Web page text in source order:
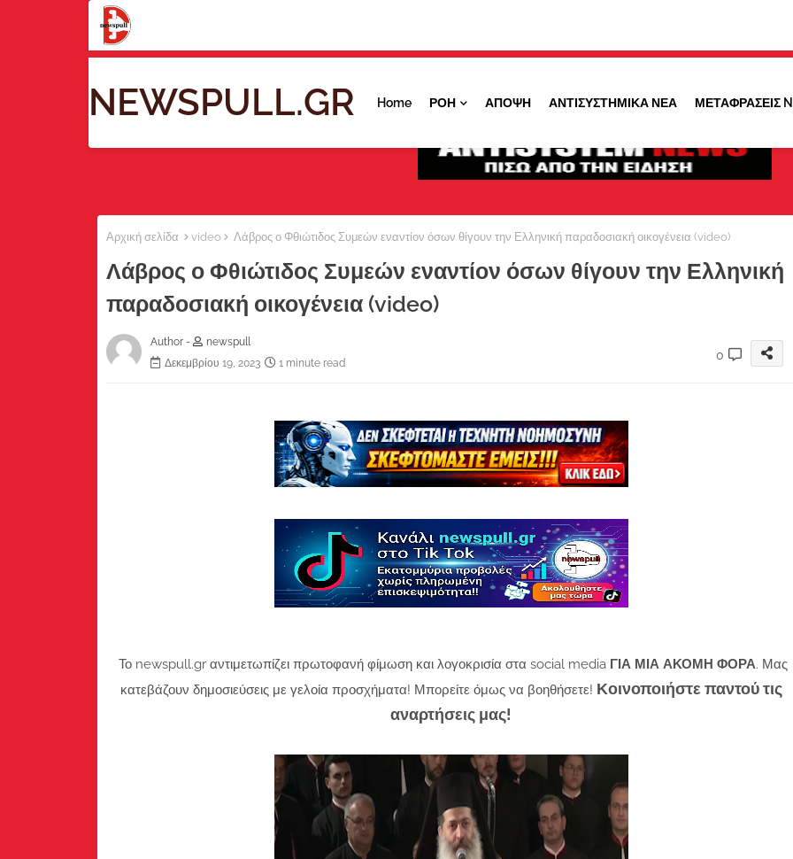
NEWSPULL.GR Home ΡΟΗ ΑΠΟΨΗ ΑΝΤΙΣΥΣΤΗΜΙΚΑ ΝΕΑ ΜΕΤΑΦΡΑΣΕΙΣ
Αρχική σελίδα video Λάβρος ο Φθιώτιδος Συμεών εναντίον όσων θίγουν την Ελληνική παραδοσιακή οικογένεια (video)
Λάβρος ο Φθιώτιδος Συμεών εναντίον όσων θίγουν την Ελληνική
παραδοσιακή οικογένεια (video)
Author -
newspull
Δεκεμβρίου 19, 2023
1 minute read
0
Το newspull.gr αντιμετωπίζει πρωτοφανή φίμωση και λογοκρισία στα social media ΓΙΑ ΜΙΑ ΑΚΟΜΗ ΦΟΡΑ. Μας
κατεβάζουν δημοσιεύσεις με γελοία προσχήματα! Μπορείτε όμως να βοηθήσετε! Κοινοποιήστε παντού τις
αναρτήσεις μας!
λαμβάνετε ειδοποιήσεις για σημαντικά θέματά